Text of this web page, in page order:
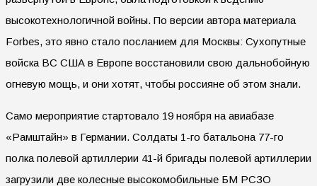
высокотехнологичной войны. По версии автора материала
Forbes, это явно стало посланием для Москвы: Сухопутные
войска ВС США в Европе восстановили свою дальнобойную
огневую мощь, и они хотят, чтобы россияне об этом знали.
Само мероприятие стартовало 19 ноября на авиабазе
«Рамштайн» в Германии. Солдаты 1-го батальона 77-го
полка полевой артиллерии 41-й бригады полевой артиллерии
загрузили две колесные высокомобильные БМ РСЗО